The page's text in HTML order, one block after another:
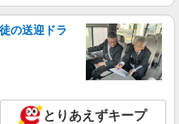
時間外手当/インセンティブが加
間外手当あり（平均残業時間：
当/職能手当あり・Workstyle支
）あり・実績によりインセンティ
給（規定あり） ゜+゜・。
○。・゜+゜ 入社祝い金10万円支
○。・゜+゜・。○。・゜+゜
東区の家電量販店
詳細を見る
の送迎ドラ
とりあえずキープ